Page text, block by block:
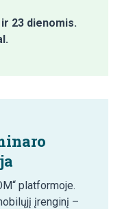
23 dienomis.
platformoje.
įrenginį –